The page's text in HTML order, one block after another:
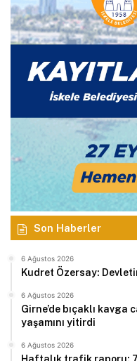
Son Haberler
6 Ağustos 2026
Kudret Özersay:
6 Ağustos 2026
Girne’de bıçaklı kavga
yaşamını yitirdi
6 Ağustos 2026